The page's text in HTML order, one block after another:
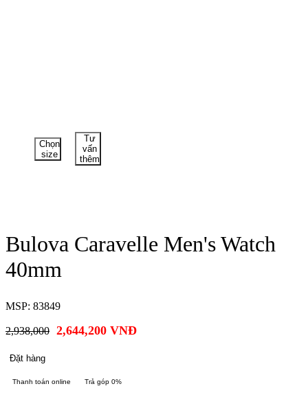
Chọn
size
Tư
vấn
thêm
Bulova Caravelle Men's Watch
40mm
MSP: 83849
2,938,000 2,644,200 VNĐ
Đặt hàng
Thanh toán online Trả góp 0%